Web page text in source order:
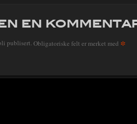
en
publisert. Obligatoriske felt er merket med *